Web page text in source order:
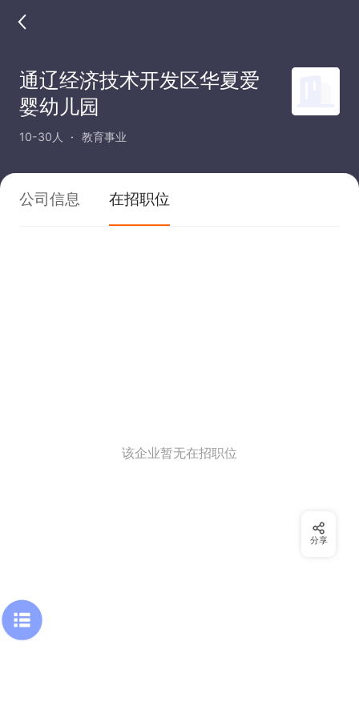
通辽经济技术开发区华夏爱
婴幼儿园
10-30人 教育事业
公司信息 在招职位
该企业暂无在招职位
分享